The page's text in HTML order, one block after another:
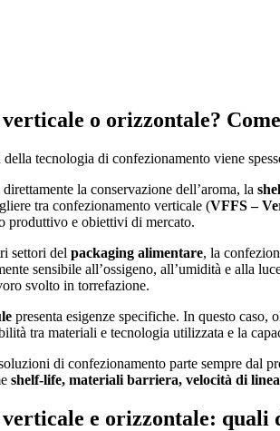
o orizzontale?
tecnologia di confezionamento viene
la conservazione dell’aroma, la
tra confezionamento verticale (VFFS –
produttivo e obiettivi di mercato.
settori del packaging alimentare, la
sensibile all’ossigeno, all’umidità e alla
svolto in torrefazione.
presenta esigenze specifiche. In questo
tra materiali e tecnologia utilizzata e la
di confezionamento parte sempre dal
shelf-life, materiali barriera, velocità di
e orizzontale: quali